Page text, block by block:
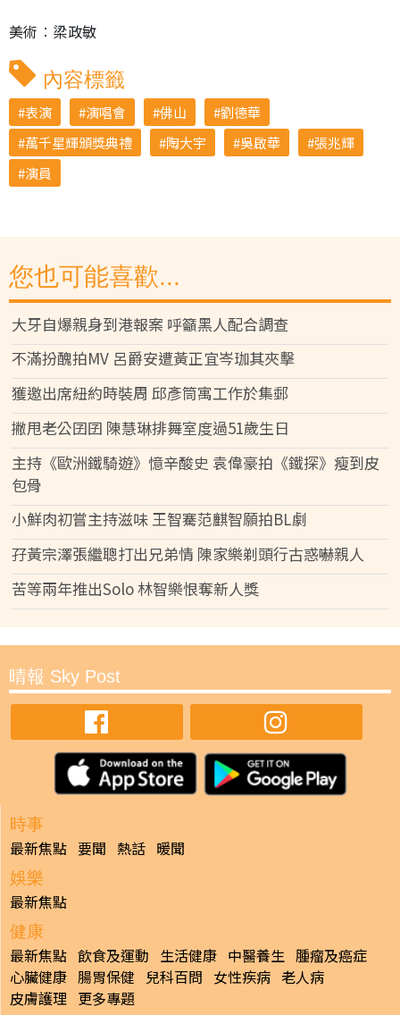
美術︰梁政敏
內容標籤
表演 演唱會 佛山
劉德華
萬千星輝頒獎典禮
陶大宇 吳啟華
張兆輝
演員
您也可能喜歡...
大牙自爆親身到港報案 呼籲黑人配合調查
不滿扮醜拍MV 呂爵安遭黃正宜岑珈其夾擊
獲邀出席紐約時裝周 邱彥筒寓工作於集郵
撇甩老公囝囝 陳慧琳排舞室度過51歲生日
主持《歐洲鐵騎遊》憶辛酸史 袁偉豪拍《鐵探》瘦到皮
包骨
小鮮肉初嘗主持滋味 王智騫范麒智願拍BL劇
孖黃宗澤張繼聰打出兄弟情 陳家樂剃頭行古惑嚇親人
苦等兩年推出Solo 林智樂恨奪新人獎
晴報 Sky Post
時事
最新焦點 要聞 熱話 暖聞
娛樂
最新焦點
健康
最新焦點 飲食及運動 生活健康 中醫養生 腫瘤及癌症
心臟健康 腸胃保健 兒科百問 女性疾病 老人病
皮膚護理 更多專題